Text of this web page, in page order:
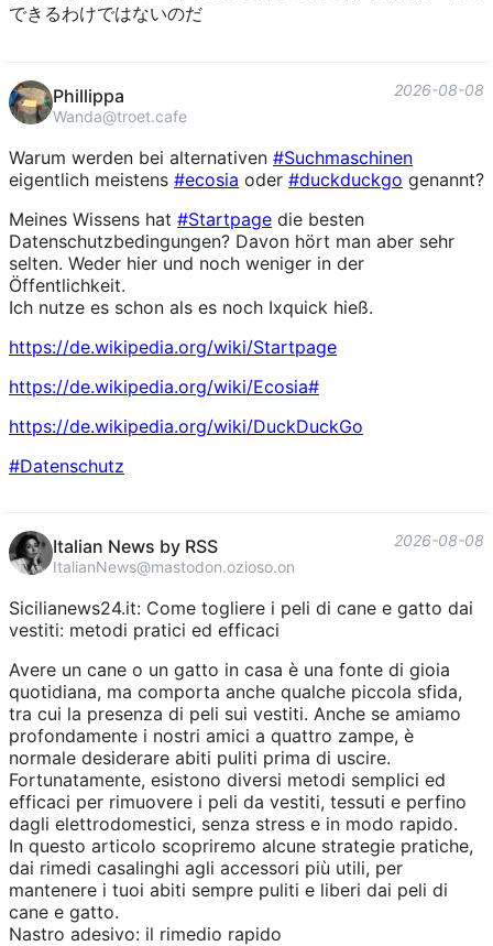
できるわけではないのだ
Phillippa
Wanda@troet.cafe
2026-08-08
Warum werden bei alternativen #Suchmaschinen
eigentlich meistens #ecosia oder #duckduckgo genannt?
Meines Wissens hat #Startpage die besten
Datenschutzbedingungen? Davon hört man aber sehr
selten. Weder hier und noch weniger in der
Öffentlichkeit.
Ich nutze es schon als es noch Ixquick hieß.
https://de.wikipedia.org/wiki/Startpage
https://de.wikipedia.org/wiki/Ecosia#
https://de.wikipedia.org/wiki/DuckDuckGo
#Datenschutz
Italian News by RSS
ItalianNews@mastodon.ozioso.online
2026-08-08
Sicilianews24.it: Come togliere i peli di cane e gatto dai
vestiti: metodi pratici ed efficaci
Avere un cane o un gatto in casa è una fonte di gioia
quotidiana, ma comporta anche qualche piccola sfida,
tra cui la presenza di peli sui vestiti. Anche se amiamo
profondamente i nostri amici a quattro zampe, è
normale desiderare abiti puliti prima di uscire.
Fortunatamente, esistono diversi metodi semplici ed
efficaci per rimuovere i peli da vestiti, tessuti e perfino
dagli elettrodomestici, senza stress e in modo rapido.
In questo articolo scopriremo alcune strategie pratiche,
dai rimedi casalinghi agli accessori più utili, per
mantenere i tuoi abiti sempre puliti e liberi dai peli di
cane e gatto.
Nastro adesivo: il rimedio rapido